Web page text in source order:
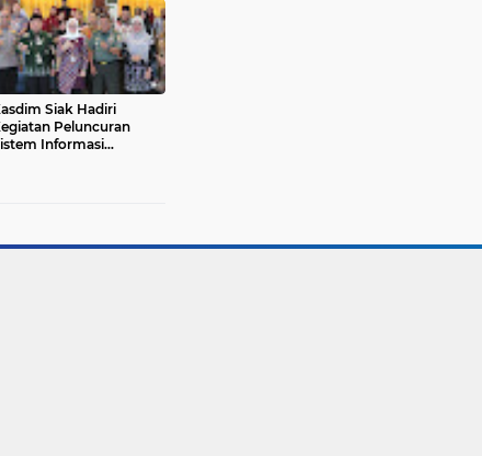
Siak Hadiri
Peluncuran
Informasi